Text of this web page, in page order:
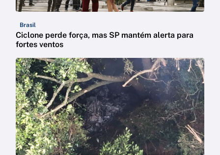
Brasil
Ciclone perde força, mas SP mantém alerta para
fortes ventos